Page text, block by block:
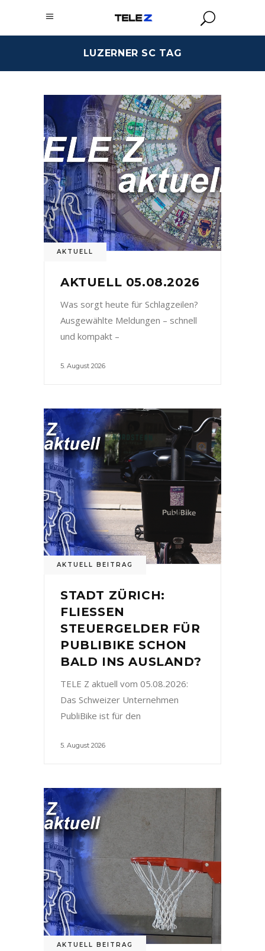
LUZERNER SC TAG
AKTUELL
AKTUELL 05.08.2026
Was sorgt heute für Schlagzeilen?
Ausgewählte Meldungen – schnell
und kompakt –
5. August 2026
AKTUELL BEITRAG
STADT ZÜRICH:
FLIESSEN
STEUERGELDER FÜR
PUBLIBIKE SCHON
BALD INS AUSLAND?
TELE Z aktuell vom 05.08.2026:
Das Schweizer Unternehmen
PubliBike ist für den
5. August 2026
AKTUELL BEITRAG